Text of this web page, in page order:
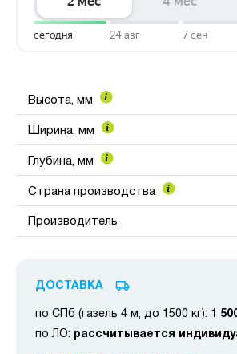
Высота, мм
Ширина, мм
Глубина, мм
Страна производства
Производитель
ДОСТАВКА
по СПб (газель 4 м, до 1500 кг): 1
по ЛО: рассчитывается